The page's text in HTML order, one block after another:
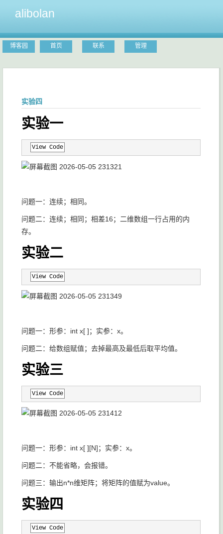
alibolan
博客园 首页 联系 管理
实验四
实验一
View Code
问题一：连续；相同。
问题二：连续；相同；相差16；二维数组一行占用的内
存。
实验二
View Code
问题一：形参：int x[ ]；实参：x。
问题二：给数组赋值；去掉最高及最低后取平均值。
实验三
View Code
问题一：形参：int x[ ][N]；实参：x。
问题二：不能省略，会报错。
问题三：输出n*n维矩阵；将矩阵的值赋为value。
实验四
View Code